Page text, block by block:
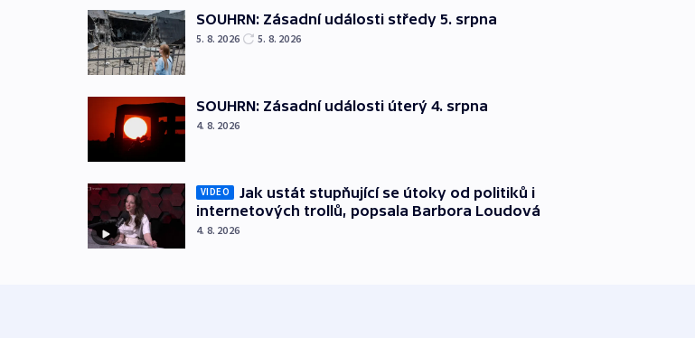
SOUHRN: Zásadní události středy 5. srpna
5. 8. 2026 5. 8. 2026
SOUHRN: Zásadní události úterý 4. srpna
4. 8. 2026
VIDEO
Jak ustát stupňující se útoky od politiků i
internetových trollů, popsala Barbora Loudová
4. 8. 2026